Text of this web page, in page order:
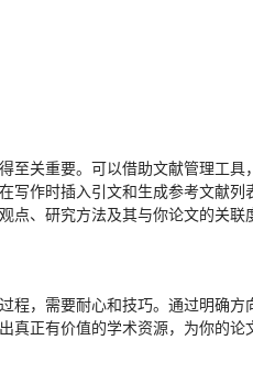
至关重要。可以借助文献管理工
写作时插入引文和生成参考文献
点、研究方法及其与你论文的关联
程，需要耐心和技巧。通过明确
真正有价值的学术资源，为你的论